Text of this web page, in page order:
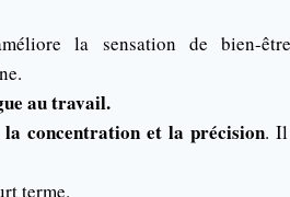
la sensation de bien-
au travail.
la concentration et la précision. Il
terme.